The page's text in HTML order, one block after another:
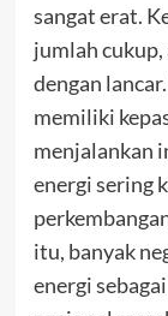
sangat erat.
jumlah
dengan
memiliki
menjalankan
energi sering
itu, banyak
energi